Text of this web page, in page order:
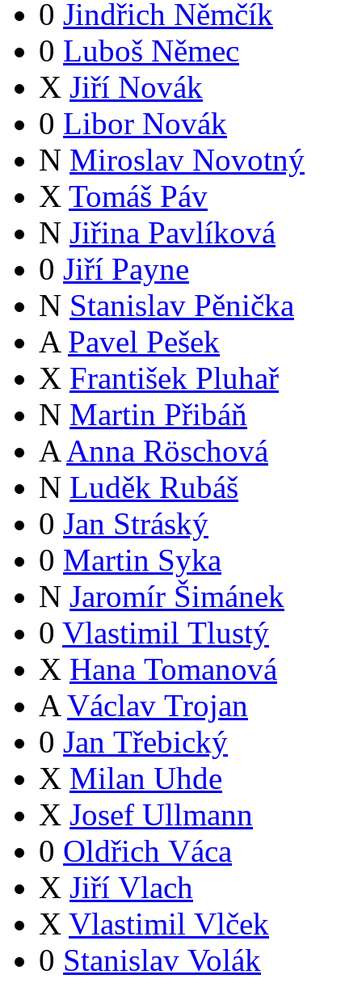
0 Jindřich Němčík
0 Luboš Němec
X Jiří Novák
0 Libor Novák
N Miroslav Novotný
X Tomáš Páv
N Jiřina Pavlíková
0 Jiří Payne
N Stanislav Pěnička
A Pavel Pešek
X František Pluhař
N Martin Přibáň
A Anna Röschová
N Luděk Rubáš
0 Jan Stráský
0 Martin Syka
N Jaromír Šimánek
0 Vlastimil Tlustý
X Hana Tomanová
A Václav Trojan
0 Jan Třebický
X Milan Uhde
X Josef Ullmann
0 Oldřich Váca
X Jiří Vlach
X Vlastimil Vlček
0 Stanislav Volák